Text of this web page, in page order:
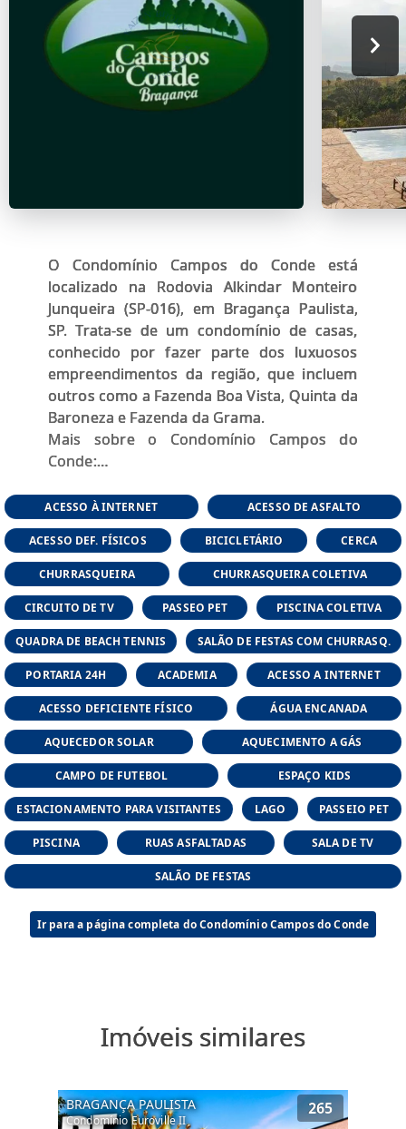
O Condomínio Campos do Conde está
localizado na Rodovia Alkindar Monteiro
Junqueira (SP-016), em Bragança Paulista,
SP. Trata-se de um condomínio de casas,
conhecido por fazer parte dos luxuosos
empreendimentos da região, que incluem
outros como a Fazenda Boa Vista, Quinta da
Baroneza e Fazenda da Grama.
Mais sobre o Condomínio Campos do
Conde:
# Localização
- Rodovia Alkindar Monteiro Junqueira (SP-
016), em Bragança Paulista, SP.
Características
- Condomínio de casas com lotes privativos
a partir de 450 m2
Estilo
- É um condomínio de luxo, com acesso a
áreas comuns, segurança e outros serviços.
#Entorno
- A região de Bragança Paulista é conhecida
por ter condomínios residenciais de alto
padrão, como o Campos do Conde.
---
ACESSO À INTERNET ACESSO DE ASFALTO
ACESSO DEF. FÍSICOS BICICLETÁRIO CERCA
CHURRASQUEIRA CHURRASQUEIRA COLETIVA
CIRCUITO DE TV PASSEO PET PISCINA COLETIVA
QUADRA DE BEACH TENNIS SALÃO DE FESTAS COM CHURRASQ.
PORTARIA 24H ACADEMIA ACESSO A INTERNET
ACESSO DEFICIENTE FÍSICO ÁGUA ENCANADA
AQUECEDOR SOLAR AQUECIMENTO A GÁS
CAMPO DE FUTEBOL ESPAÇO KIDS
ESTACIONAMENTO PARA VISITANTES LAGO PASSEIO PET
PISCINA RUAS ASFALTADAS SALA DE TV
SALÃO DE FESTAS
Ir para a página completa do Condomínio Campos do Conde
Imóveis similares
BRAGANÇA PAULISTA
Condomínio Euroville II
265